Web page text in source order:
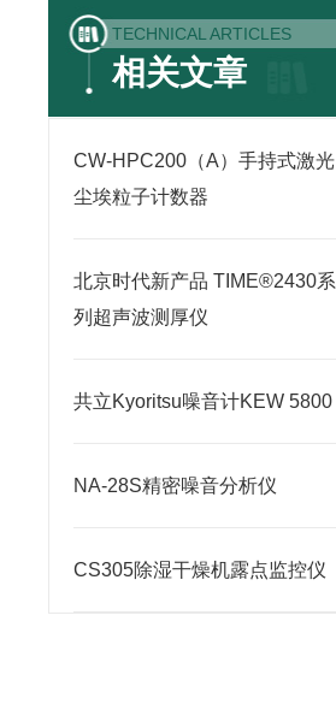
TECHNICAL ARTICLES
相关文章
CW-HPC200（A）手持式激光
尘埃粒子计数器
北京时代新产品 TIME®2430系
列超声波测厚仪
共立Kyoritsu噪音计KEW 5800
NA-28S精密噪音分析仪
CS305除湿干燥机露点监控仪